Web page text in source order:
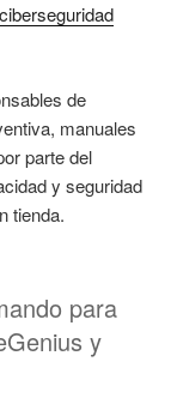
de
manuales
parte del
y seguridad
tienda.
para
y